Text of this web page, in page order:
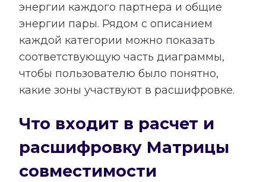
энергии каждого партнера и общие
энергии пары. Рядом с описанием
каждой категории можно показать
соответствующую часть диаграммы,
чтобы пользователю было понятно,
какие зоны участвуют в расшифровке.
Что входит в расчет и
расшифровку Матрицы
совместимости